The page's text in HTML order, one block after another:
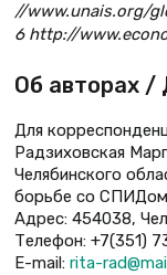
//www.unais.org/
6 http://
Об авторах /
Для
Радзиховская
Челябинского
борьбе со СПИДом
Адрес: 454038,
Телефон: +7(351)
E-mail: rita-